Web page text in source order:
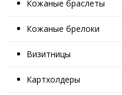
Кожаные браслеты
Кожаные брелоки
Визитницы
Картхолдеры